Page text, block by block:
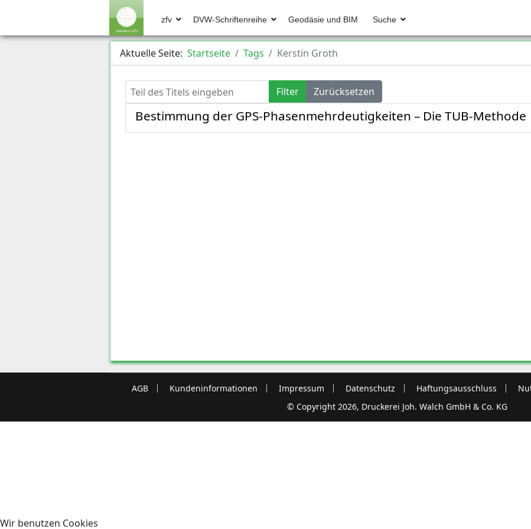
zfv DVW-Schriftenreihe Geodäsie und BIM Suche
Aktuelle Seite: Startseite Tags Kerstin Groth
Teil des Titels eingeben Filter Zurücksetzen
Bestimmung der GPS-Phasenmehrdeutigkeiten – Die TUB-Methode
AGB Kundeninformationen Impressum Datenschutz Haftungsausschluss
© Copyright 2026, Druckerei Joh. Walch GmbH & Co. KG
Wir benutzen Cookies